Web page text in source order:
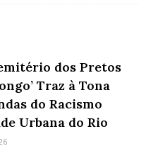
dos Pretos
Traz à Tona
do Racismo
Urbana do Rio